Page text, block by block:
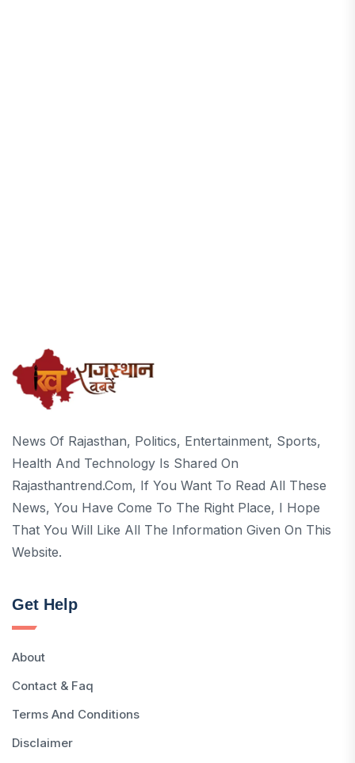
News Of Rajasthan, Politics, Entertainment, Sports,
Health And Technology Is Shared On
Rajasthantrend.com, If You Want To Read All These
News, You Have Come To The Right Place, I Hope
That You Will Like All The Information Given On This
Website.
Get Help
About
Contact & Faq
Terms And Conditions
Disclaimer